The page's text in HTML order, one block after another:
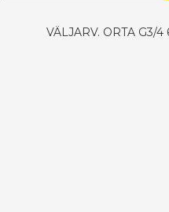
VÄLJARV. ORTA G3/4